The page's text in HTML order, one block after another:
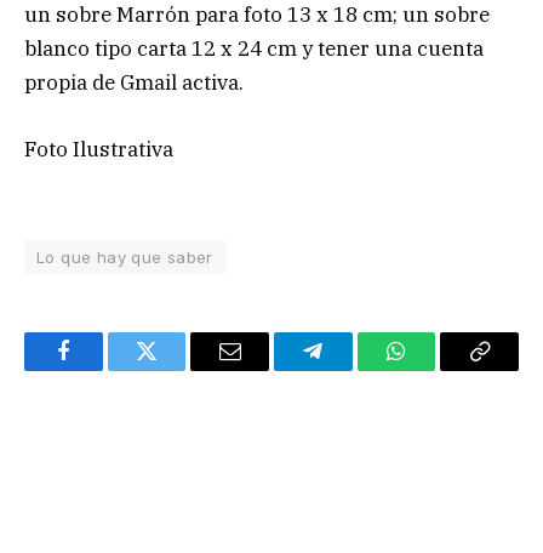
un sobre Marrón para foto 13 x 18 cm; un sobre
blanco tipo carta 12 x 24 cm y tener una cuenta
propia de Gmail activa.
Foto Ilustrativa
Lo que hay que saber
FacebookTwitter Email TelegramWhatsAppCopy